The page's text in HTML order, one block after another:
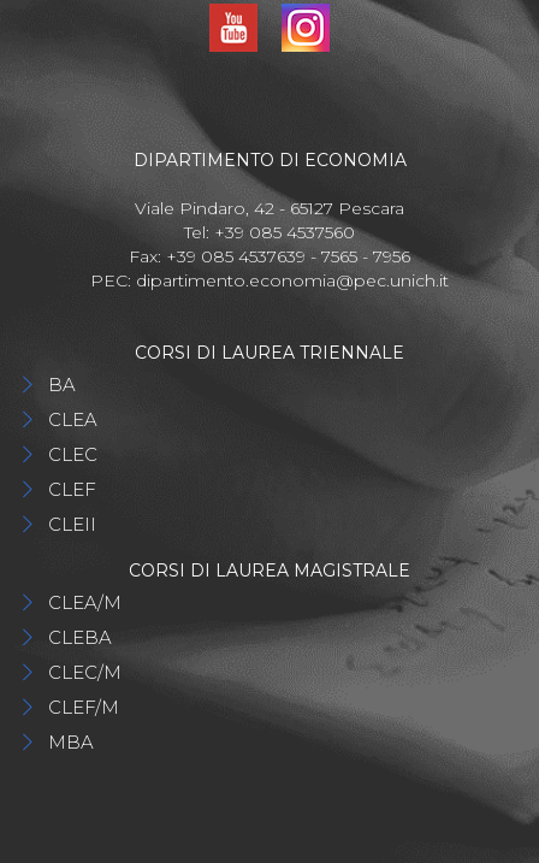
DIPARTIMENTO DI ECONOMIA
Viale Pindaro, 42 - 65127 Pescara
Tel: +39 085 4537560
Fax: +39 085 4537639 - 7565 - 7956
PEC: dipartimento.economia@pec.unich.it
CORSI DI LAUREA TRIENNALE
BA
CLEA
CLEC
CLEF
CLEII
CORSI DI LAUREA MAGISTRALE
CLEA/M
CLEBA
CLEC/M
CLEF/M
MBA